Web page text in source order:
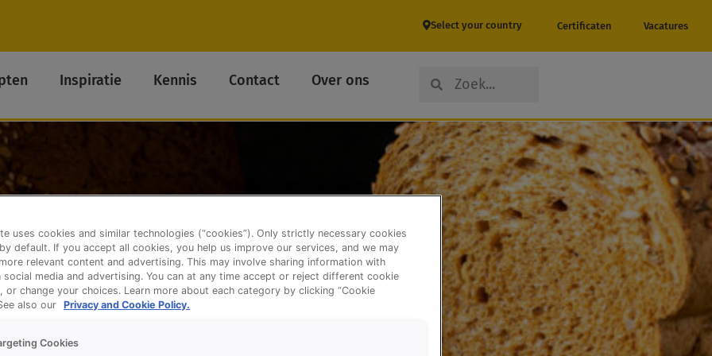
Select your country Certificaten Vacatures
Inspiratie Kennis Contact Over ons SearchSearch
uses cookies and similar technologies (“cookies”). Only strictly necessary cookies
default. If you accept all cookies, you help us improve our services, and we may
relevant content and advertising. This may involve sharing information with
social media and advertising. You can at any time accept or reject different cookie
or change your choices. Learn more about each category by clicking “Cookie
also our Privacy and Cookie Policy.
Cookies